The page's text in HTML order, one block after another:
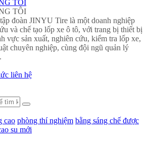
TÔI
TÔI
đoàn JINYU Tire là một doanh nghiệp
và chế tạo lốp xe ô tô, với trang bị thiết bị
vực sản xuất, nghiên cứu, kiểm tra lốp xe,
chuyên nghiệp, cùng đội ngũ quản lý
liên hệ
cao phòng thí nghiệm bằng sáng chế được
su mới